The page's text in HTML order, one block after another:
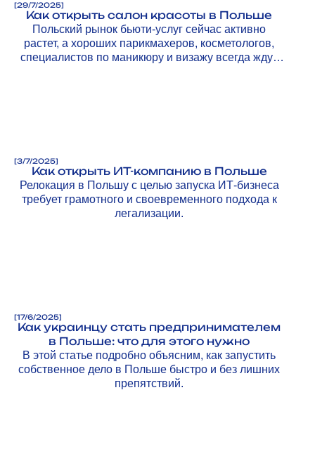
[29/7/2025]
Как открыть салон красоты в Польше
Польский рынок бьюти-услуг сейчас активно
растет, а хороших парикмахеров, косметологов,
специалистов по маникюру и визажу всегда ждут
[3/7/2025]
Как открыть ИТ-компанию в Польше
Релокация в Польшу с целью запуска ИТ-бизнеса
требует грамотного и своевременного подхода к
легализации.
[17/6/2025]
Как украинцу стать предпринимателем
в Польше: что для этого нужно
В этой статье подробно объясним, как запустить
собственное дело в Польше быстро и без лишних
препятствий.